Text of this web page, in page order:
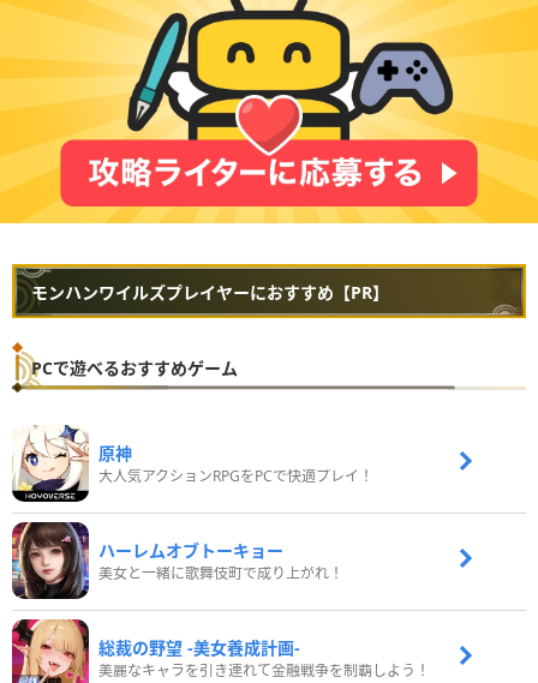
モンハンワイルズプレイヤーにおすすめ【PR】
PCで遊べるおすすめゲーム
原神
大人気アクションRPGをPCで快適プレイ！
ハーレムオブトーキョー
美女と一緒に歌舞伎町で成り上がれ！
総裁の野望 -美女養成計画-
美麗なキャラを引き連れて金融戦争を制覇しよう！